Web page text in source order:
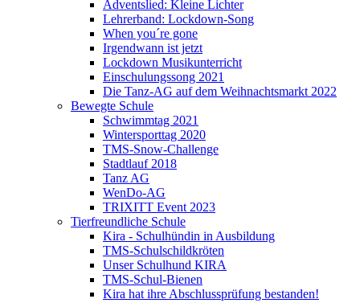
Adventslied: Kleine Lichter
Lehrerband: Lockdown-Song
When you´re gone
Irgendwann ist jetzt
Lockdown Musikunterricht
Einschulungssong 2021
Die Tanz-AG auf dem Weihnachtsmarkt 2022
Bewegte Schule
Schwimmtag 2021
Wintersporttag 2020
TMS-Snow-Challenge
Stadtlauf 2018
Tanz AG
WenDo-AG
TRIXITT Event 2023
Tierfreundliche Schule
Kira - Schulhündin in Ausbildung
TMS-Schulschildkröten
Unser Schulhund KIRA
TMS-Schul-Bienen
Kira hat ihre Abschlussprüfung bestanden!